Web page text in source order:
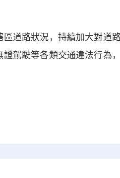
路狀況，持續加大對道
駕駛等各類交通違法行為